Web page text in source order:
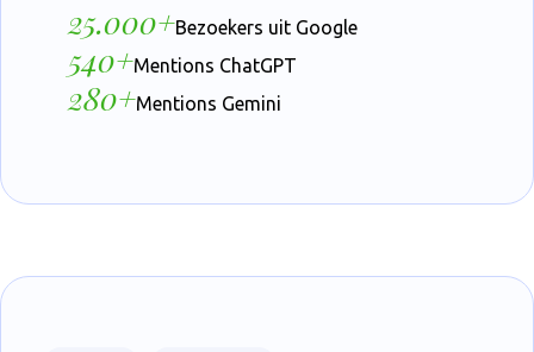
25.000+Bezoekers uit Google
540+Mentions ChatGPT
280+Mentions Gemini